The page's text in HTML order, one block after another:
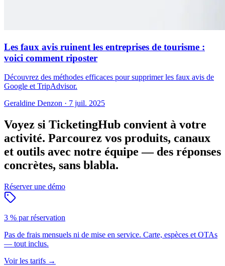
Les faux avis ruinent les entreprises de tourisme :
voici comment riposter
Découvrez des méthodes efficaces pour supprimer les faux avis de
Google et TripAdvisor.
Geraldine Denzon · 7 juil. 2025
Voyez si TicketingHub convient à votre
activité. Parcourez vos produits, canaux
et outils avec notre équipe — des réponses
concrètes, sans blabla.
Réserver une démo
3 % par réservation
Pas de frais mensuels ni de mise en service. Carte, espèces et OTAs
— tout inclus.
Voir les tarifs →